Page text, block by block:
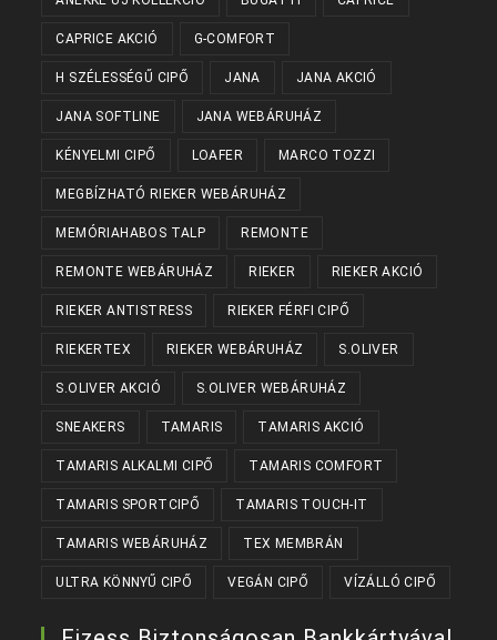
CAPRICE AKCIÓ G-COMFORT
H SZÉLESSÉGŰ CIPŐ JANA JANA AKCIÓ
JANA SOFTLINE JANA WEBÁRUHÁZ
KÉNYELMI CIPŐ LOAFER MARCO TOZZI
MEGBÍZHATÓ RIEKER WEBÁRUHÁZ
MEMÓRIAHABOS TALP REMONTE
REMONTE WEBÁRUHÁZ RIEKER RIEKER AKCIÓ
RIEKER ANTISTRESS RIEKER FÉRFI CIPŐ
RIEKERTEX RIEKER WEBÁRUHÁZ S.OLIVER
S.OLIVER AKCIÓ S.OLIVER WEBÁRUHÁZ
SNEAKERS TAMARIS TAMARIS AKCIÓ
TAMARIS ALKALMI CIPŐ TAMARIS COMFORT
TAMARIS SPORTCIPŐ TAMARIS TOUCH-IT
TAMARIS WEBÁRUHÁZ TEX MEMBRÁN
ULTRA KÖNNYŰ CIPŐ VEGÁN CIPŐ VÍZÁLLÓ CIPŐ